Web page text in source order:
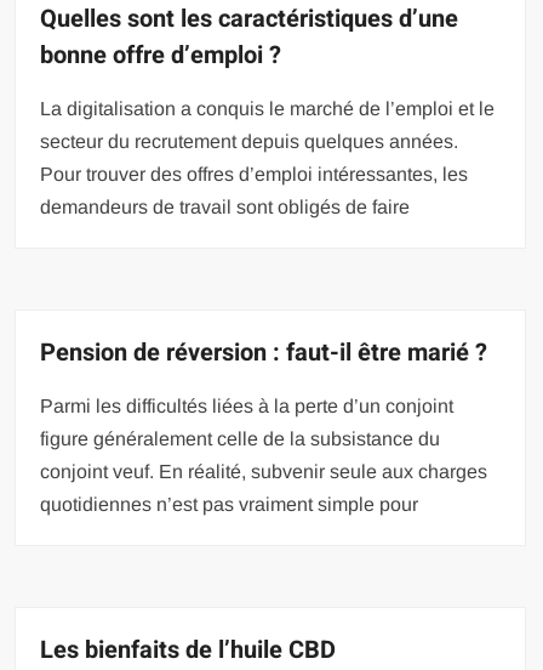
Quelles sont les caractéristiques d’une
bonne offre d’emploi ?
La digitalisation a conquis le marché de l’emploi et le
secteur du recrutement depuis quelques années.
Pour trouver des offres d’emploi intéressantes, les
demandeurs de travail sont obligés de faire
Pension de réversion : faut-il être marié ?
Parmi les difficultés liées à la perte d’un conjoint
figure généralement celle de la subsistance du
conjoint veuf. En réalité, subvenir seule aux charges
quotidiennes n’est pas vraiment simple pour
Les bienfaits de l’huile CBD